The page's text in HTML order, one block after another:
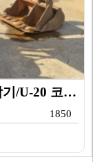
구보다/굴삭기/구보다 2톤 미니굴삭기/U-20 코끼리/…
1850